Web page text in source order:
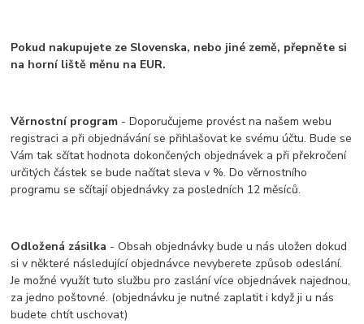
Pokud nakupujete ze Slovenska, nebo jiné země, přepněte si
na horní liště měnu na EUR.
Věrnostní program - Doporučujeme provést na našem webu
registraci a při objednávání se přihlašovat ke svému účtu. Bude se
Vám tak sčítat hodnota dokončených objednávek a při překročení
určitých částek se bude načítat sleva v %. Do věrnostního
programu se sčítají objednávky za posledních 12 měsíců.
Odložená zásilka - Obsah objednávky bude u nás uložen dokud
si v některé následující objednávce nevyberete způsob odeslání.
Je možné využít tuto službu pro zaslání více objednávek najednou,
za jedno poštovné. (objednávku je nutné zaplatit i když ji u nás
budete chtít uschovat)